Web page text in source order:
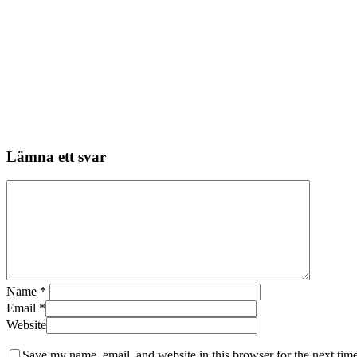
Lämna ett svar
Name *
Email *
Website